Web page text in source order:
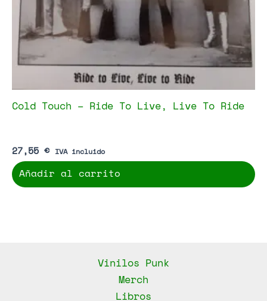
Cold Touch – Ride To Live, Live To Ride
27,55 € IVA incluido
Añadir al carrito
Vinilos Punk
Merch
Libros